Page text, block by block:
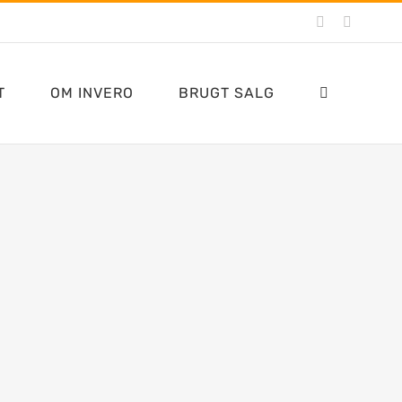
Facebook
OM INVERO BRUGT SALG